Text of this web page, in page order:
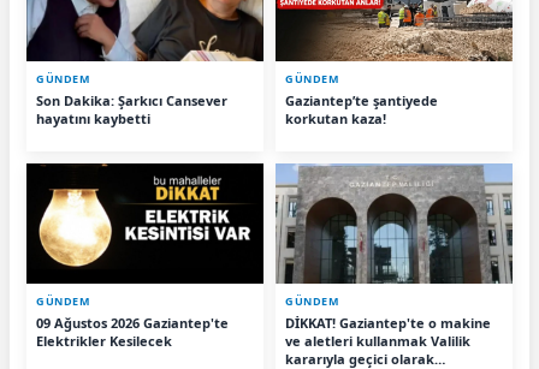
GÜNDEM
Son Dakika: Şarkıcı Cansever
hayatını kaybetti
GÜNDEM
Gaziantep’te şantiyede
korkutan kaza!
GÜNDEM
09 Ağustos 2026 Gaziantep'te
Elektrikler Kesilecek
GÜNDEM
DİKKAT! Gaziantep'te o makine
ve aletleri kullanmak Valilik
kararıyla geçici olarak